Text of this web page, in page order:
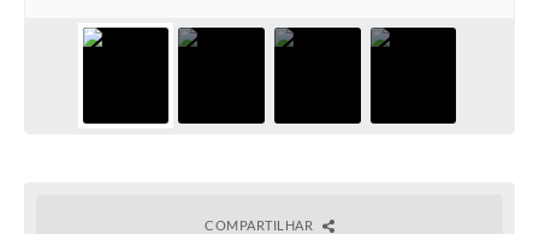
COMPARTILHAR